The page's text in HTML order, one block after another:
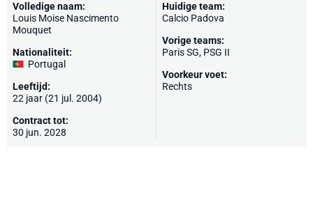
Volledige naam:
Louis Moise Nascimento
Mouquet
Nationaliteit:
Portugal
Leeftijd:
22 jaar (21 jul. 2004)
Contract tot:
30 jun. 2028
Huidige team:
Calcio Padova
Vorige teams:
Paris SG, PSG II
Voorkeur voet:
Rechts